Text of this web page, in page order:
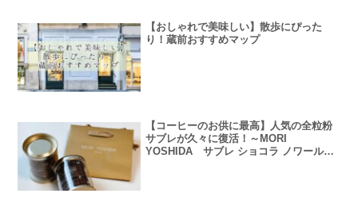
【おしゃれで美味しい】散歩にぴった
り！蔵前おすすめマップ
【コーヒーのお供に最高】人気の全粒粉
サブレが久々に復活！～MORI
YOSHIDA サブレ ショコラ ノワール、